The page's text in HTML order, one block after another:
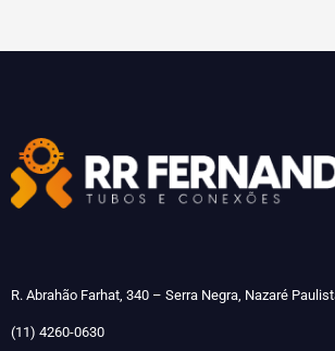
R. Abrahão Farhat, 340 – Serra Negra, Nazaré
(11) 4260-0630